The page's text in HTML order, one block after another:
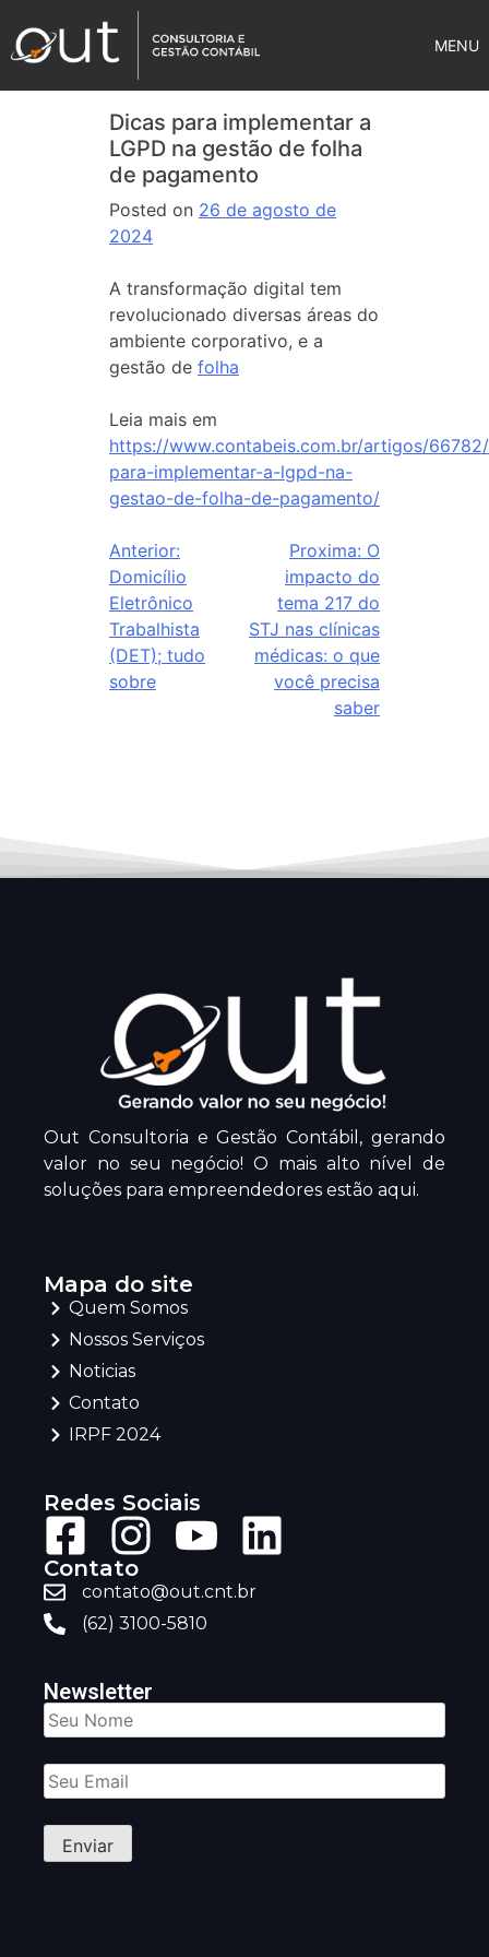
MENU
Dicas para implementar a
LGPD na gestão de folha
de pagamento
Posted on 26 de agosto de
2024
A transformação digital tem
revolucionado diversas áreas do
ambiente corporativo, e a
gestão de folha
Leia mais em
https://www.contabeis.com.br/artigos/
para-implementar-a-lgpd-na-
gestao-de-folha-de-pagamento/
Anterior:
Domicílio
Eletrônico
Trabalhista
(DET); tudo
sobre
Proxima: O
impacto do
tema 217 do
STJ nas clínicas
médicas: o que
você precisa
saber
Out Consultoria e Gestão Contábil, gerando
valor no seu negócio! O mais alto nível de
soluções para empreendedores estão aqui.
Mapa do site
Quem Somos
Nossos Serviços
Noticias
Contato
IRPF 2024
Redes Sociais
Contato
contato@out.cnt.br
(62) 3100-5810
Newsletter